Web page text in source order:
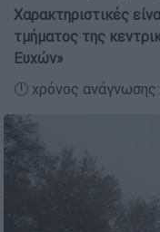
Χαρακτηριστικές
τμήματος της
Ευχών»
🕛 χρόνος